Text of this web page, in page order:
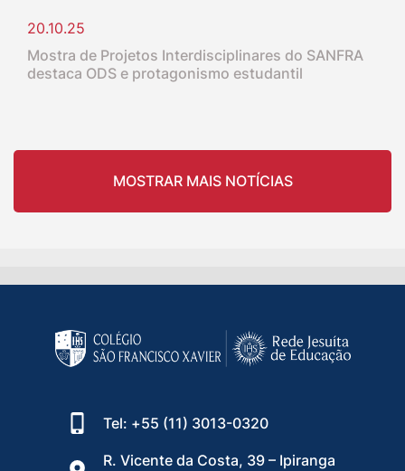
20.10.25
Mostra de Projetos Interdisciplinares do SANFRA
destaca ODS e protagonismo estudantil
MOSTRAR MAIS NOTÍCIAS
Tel: +55 (11) 3013-0320
R. Vicente da Costa, 39 – Ipiranga